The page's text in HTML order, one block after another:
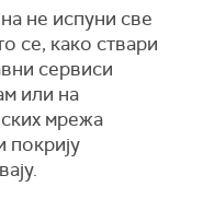
не испуни све
се, како ствари
сервиси
или на
мрежа
покрију